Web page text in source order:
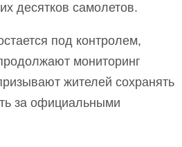
десятков самолетов.
под контролем,
мониторинг
жителей сохранять
за официальными